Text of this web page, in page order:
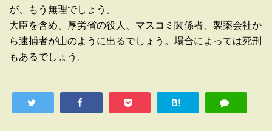
が、もう無理でしょう。
大臣を含め、厚労省の役人、マスコミ関係者、製薬会社か
ら逮捕者が山のように出るでしょう。場合によっては死刑
もあるでしょう。
B!